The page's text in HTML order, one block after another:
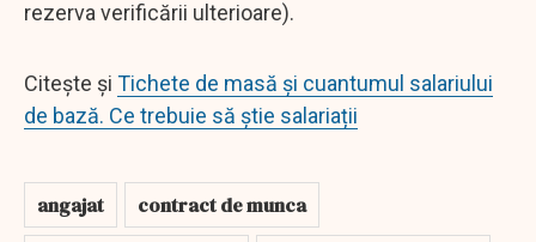
rezerva verificării ulterioare).
Citește și Tichete de masă și cuantumul salariului
de bază. Ce trebuie să știe salariații
angajat
contract de munca